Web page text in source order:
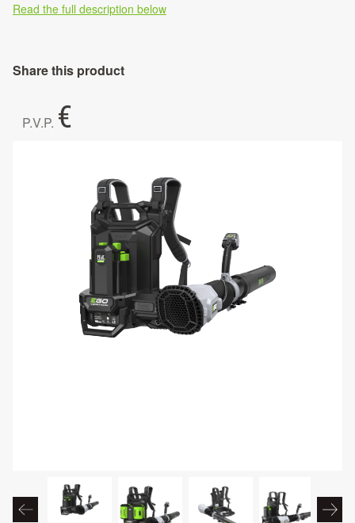
Read the full description below
Share this product
P.V.P. €